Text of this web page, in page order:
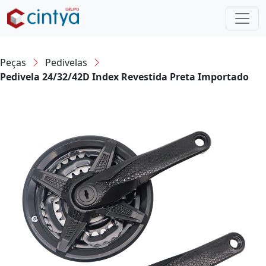
Peças
Pedivelas
Pedivela 24/32/42D Index Revestida Preta Importado